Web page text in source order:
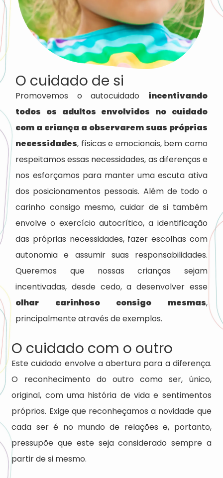
O cuidado de si
Promovemos o autocuidado incentivando
todos os adultos envolvidos no cuidado
com a criança a observarem suas próprias
necessidades, físicas e emocionais, bem como
respeitamos essas necessidades, as diferenças e
nos esforçamos para manter uma escuta ativa
dos posicionamentos pessoais. Além de todo o
carinho consigo mesmo, cuidar de si também
envolve o exercício autocrítico, a identificação
das próprias necessidades, fazer escolhas com
autonomia e assumir suas responsabilidades.
Queremos que nossas crianças sejam
incentivadas, desde cedo, a desenvolver esse
olhar carinhoso consigo mesmas,
principalmente através de exemplos.
O cuidado com o outro
Este cuidado envolve a abertura para a diferença.
O reconhecimento do outro como ser, único,
original, com uma história de vida e sentimentos
próprios. Exige que reconheçamos a novidade que
cada ser é no mundo de relações e, portanto,
pressupõe que este seja considerado sempre a
partir de si mesmo.